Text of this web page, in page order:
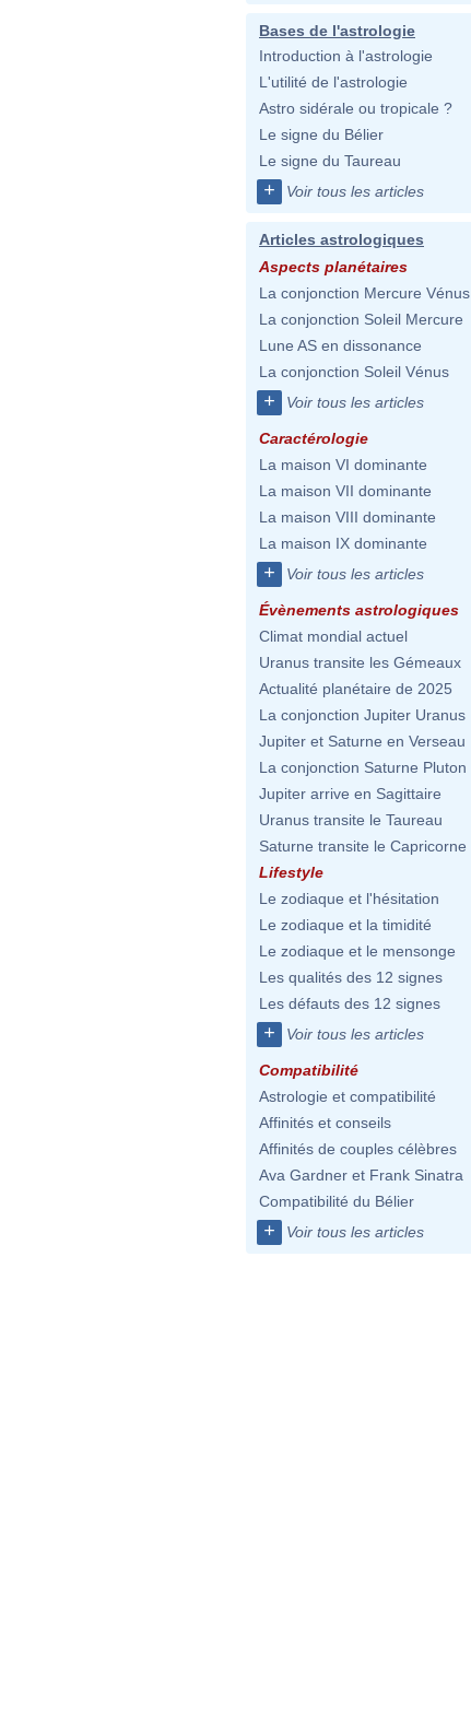
Bases de l'astrologie
Introduction à l'astrologie
L'utilité de l'astrologie
Astro sidérale ou tropicale ?
Le signe du Bélier
Le signe du Taureau
+ Voir tous les articles
Articles astrologiques
Aspects planétaires
La conjonction Mercure Vénus
La conjonction Soleil Mercure
Lune AS en dissonance
La conjonction Soleil Vénus
+ Voir tous les articles
Caractérologie
La maison VI dominante
La maison VII dominante
La maison VIII dominante
La maison IX dominante
+ Voir tous les articles
Évènements astrologiques
Climat mondial actuel
Uranus transite les Gémeaux
Actualité planétaire de 2025
La conjonction Jupiter Uranus
Jupiter et Saturne en Verseau
La conjonction Saturne Pluton
Jupiter arrive en Sagittaire
Uranus transite le Taureau
Saturne transite le Capricorne
Lifestyle
Le zodiaque et l'hésitation
Le zodiaque et la timidité
Le zodiaque et le mensonge
Les qualités des 12 signes
Les défauts des 12 signes
+ Voir tous les articles
Compatibilité
Astrologie et compatibilité
Affinités et conseils
Affinités de couples célèbres
Ava Gardner et Frank Sinatra
Compatibilité du Bélier
+ Voir tous les articles